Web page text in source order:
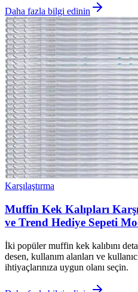
Daha fazla bilgi edinin
Karşılaştırma
Muffin Kek Kalıpları
ve Trend Hediye Sepeti
İki popüler muffin kek kalıbını
desen, kullanım alanları ve
ihtiyaçlarınıza uygun olanı seçin.